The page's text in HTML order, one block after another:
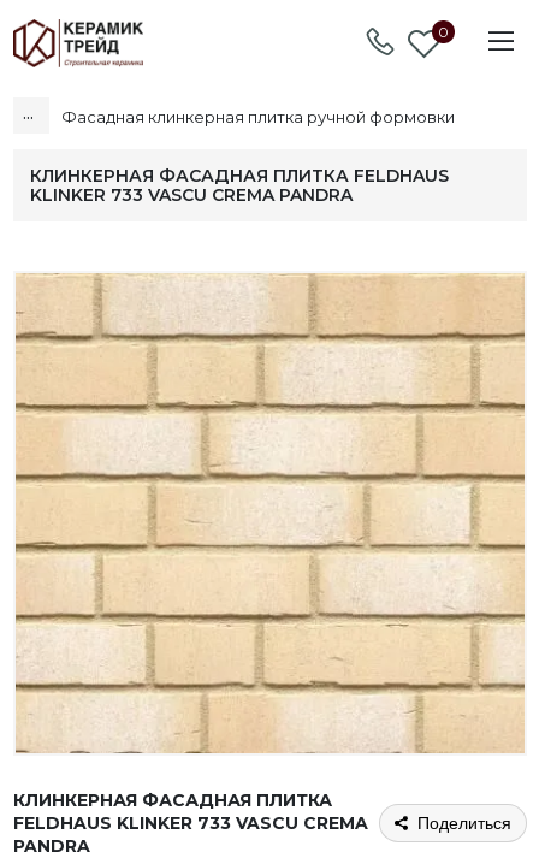
0
... Фасадная клинкерная плитка ручной формовки
КЛИНКЕРНАЯ ФАСАДНАЯ ПЛИТКА FELDHAUS
KLINKER 733 VASCU CREMA PANDRA
КЛИНКЕРНАЯ ФАСАДНАЯ ПЛИТКА
FELDHAUS KLINKER 733 VASCU CREMA
PANDRA
Поделиться